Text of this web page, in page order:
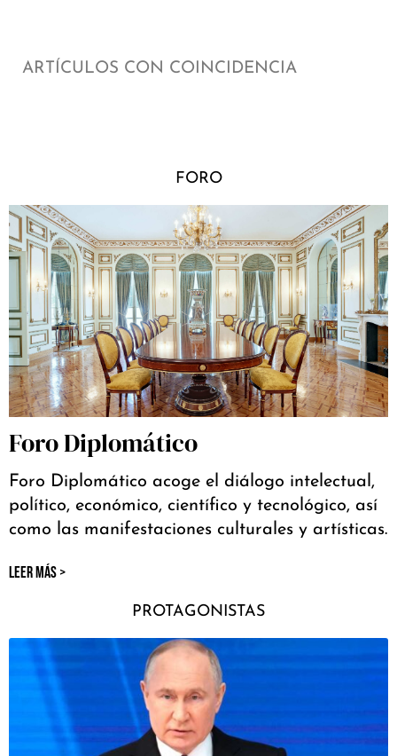
ARTÍCULOS CON COINCIDENCIA
FORO
Foro Diplomático
Foro Diplomático acoge el diálogo intelectual,
político, económico, científico y tecnológico, así
como las manifestaciones culturales y artísticas.
LEER MÁS >
PROTAGONISTAS